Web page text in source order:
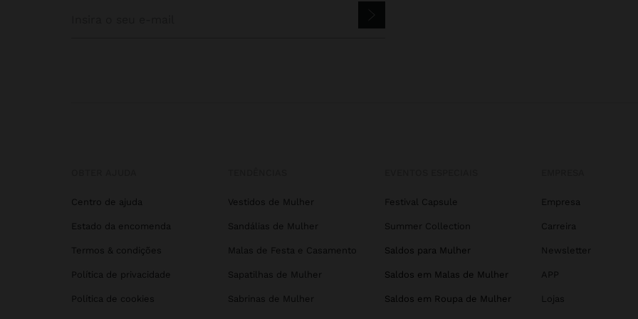
Centro de ajuda
Estado da encomenda
Termos & condições
Política de privacidade
Política de cookies
Vestidos de Mulher
Sandálias de Mulher
Malas de Festa e Casamento
Sapatilhas de Mulher
Sabrinas de Mulher
Festival Capsule
Summer Collection
Saldos para Mulher
Saldos em Malas de Mulher
Saldos em Roupa de Mulher
Empresa
Carreira
Newsletter
APP
Lojas